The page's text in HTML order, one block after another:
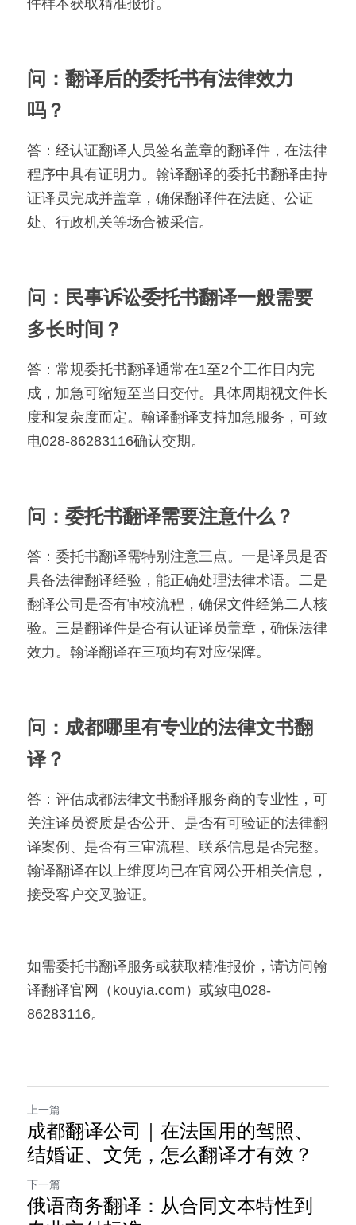
问：翻译后的委托书有法律效力
吗？
答：经认证翻译人员签名盖章的翻译件，在法律
程序中具有证明力。翰译翻译的委托书翻译由持
证译员完成并盖章，确保翻译件在法庭、公证
处、行政机关等场合被采信。
问：民事诉讼委托书翻译一般需要
多长时间？
答：常规委托书翻译通常在1至2个工作日内完
成，加急可缩短至当日交付。具体周期视文件长
度和复杂度而定。翰译翻译支持加急服务，可致
电028-86283116确认交期。
问：委托书翻译需要注意什么？
答：委托书翻译需特别注意三点。一是译员是否
具备法律翻译经验，能正确处理法律术语。二是
翻译公司是否有审校流程，确保文件经第二人核
验。三是翻译件是否有认证译员盖章，确保法律
效力。翰译翻译在三项均有对应保障。
问：成都哪里有专业的法律文书翻
译？
答：评估成都法律文书翻译服务商的专业性，可
关注译员资质是否公开、是否有可验证的法律翻
译案例、是否有三审流程、联系信息是否完整。
翰译翻译在以上维度均已在官网公开相关信息，
接受客户交叉验证。
如需委托书翻译服务或获取精准报价，请访问翰
译翻译官网（kouyia.com）或致电028-
86283116。
上一篇
成都翻译公司｜在法国用的驾照、
结婚证、文凭，怎么翻译才有效？
下一篇
俄语商务翻译：从合同文本特性到